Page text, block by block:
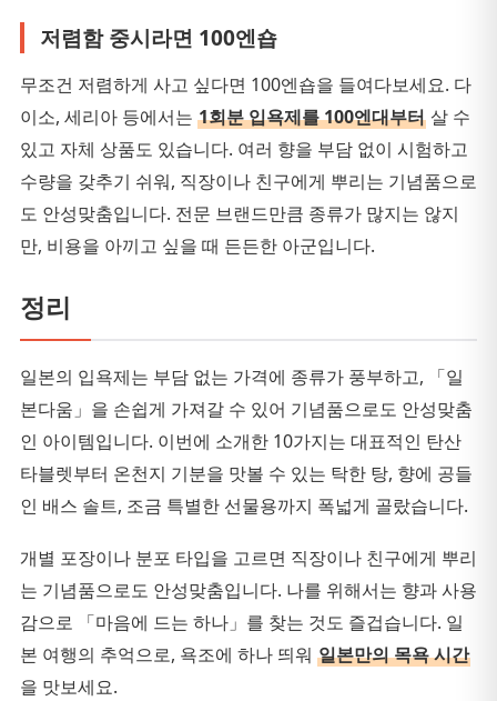
저렴함 중시라면 100엔숍
무조건 저렴하게 사고 싶다면 100엔숍을 들여다보세요. 다
이소, 세리아 등에서는 1회분 입욕제를 100엔대부터 살 수
있고 자체 상품도 있습니다. 여러 향을 부담 없이 시험하고
수량을 갖추기 쉬워, 직장이나 친구에게 뿌리는 기념품으로
도 안성맞춤입니다. 전문 브랜드만큼 종류가 많지는 않지
만, 비용을 아끼고 싶을 때 든든한 아군입니다.
정리
일본의 입욕제는 부담 없는 가격에 종류가 풍부하고, 「일
본다움」을 손쉽게 가져갈 수 있어 기념품으로도 안성맞춤
인 아이템입니다. 이번에 소개한 10가지는 대표적인 탄산
타블렛부터 온천지 기분을 맛볼 수 있는 탁한 탕, 향에 공들
인 배스 솔트, 조금 특별한 선물용까지 폭넓게 골랐습니다.
개별 포장이나 분포 타입을 고르면 직장이나 친구에게 뿌리
는 기념품으로도 안성맞춤입니다. 나를 위해서는 향과 사용
감으로 「마음에 드는 하나」를 찾는 것도 즐겁습니다. 일
본 여행의 추억으로, 욕조에 하나 띄워 일본만의 목욕 시간
을 맛보세요.